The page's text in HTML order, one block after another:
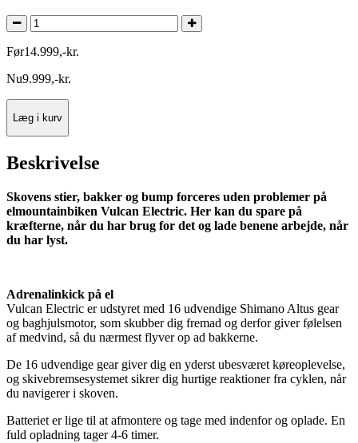
Før14.999,-kr.
Nu9.999,-kr.
Læg i kurv
Beskrivelse
Skovens stier, bakker og bump forceres uden problemer på
elmountainbiken Vulcan Electric. Her kan du spare på
kræfterne, når du har brug for det og lade benene arbejde, når
du har lyst.
Adrenalinkick på el
Vulcan Electric er udstyret med 16 udvendige Shimano Altus gear
og baghjulsmotor, som skubber dig fremad og derfor giver følelsen
af medvind, så du nærmest flyver op ad bakkerne.
De 16 udvendige gear giver dig en yderst ubesværet køreoplevelse,
og skivebremsesystemet sikrer dig hurtige reaktioner fra cyklen, når
du navigerer i skoven.
Batteriet er lige til at afmontere og tage med indenfor og oplade. En
fuld opladning tager 4-6 timer.